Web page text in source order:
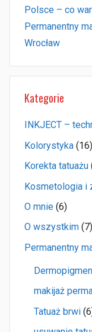
Polsce – co
Permanentny
Wrocław
Kategorie
INKJECT –
Kolorystyka (16)
Korekta tatuażu
Kosmetologia i
O mnie (6)
O wszystkim (7)
Permanentny
makijaż
Tatuaż brwi